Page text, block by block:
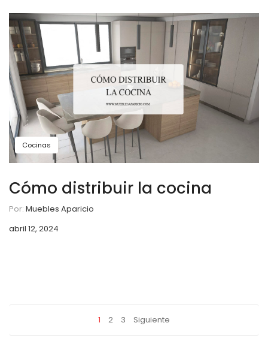
Cocinas
Cómo distribuir la cocina
Por: Muebles Aparicio
abril 12, 2024
1 2 3 Siguiente